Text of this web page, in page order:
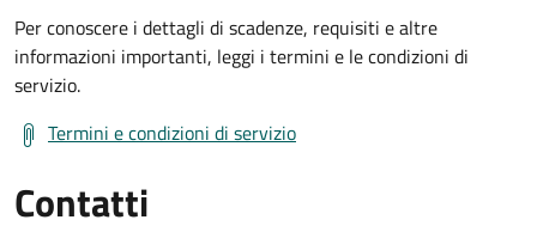
Per conoscere i dettagli di scadenze, requisiti e altre
informazioni importanti, leggi i termini e le condizioni di
servizio.
Termini e condizioni di servizio
Contatti